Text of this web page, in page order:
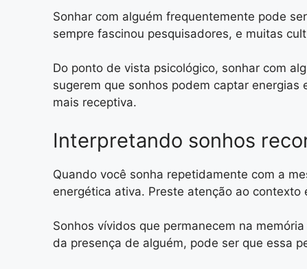
Sonhar com alguém frequentemente pode
sempre fascinou pesquisadores, e muitas
Do ponto de vista psicológico, sonhar com
sugerem que sonhos podem captar
mais receptiva.
Interpretando sonhos
Quando você sonha repetidamente com a
energética ativa. Preste atenção ao
Sonhos vívidos que permanecem na
da presença de alguém, pode ser que essa